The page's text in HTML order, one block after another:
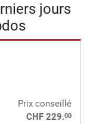
jours
Prix conseillé
CHF 229.00